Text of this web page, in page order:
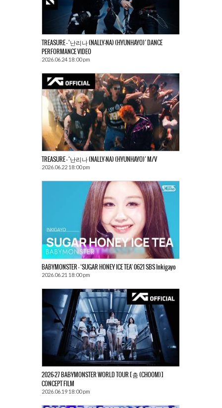
TREASURE – ‘난리나 (NALLY-NA) (HYUNHAYO)’ DANCE
PERFORMANCE VIDEO
2026.06.24 18:00 pm
TREASURE – ‘난리나 (NALLY-NA) (HYUNHAYO)’ M/V
2026.06.22 18:00 pm
BABYMONSTER – ‘SUGAR HONEY ICE TEA’ 0621 SBS Inkigayo
2026.06.21 18:00 pm
2026-27 BABYMONSTER WORLD TOUR [춤 (CHOOM)]
CONCEPT FILM
2026.06.19 18:00 pm